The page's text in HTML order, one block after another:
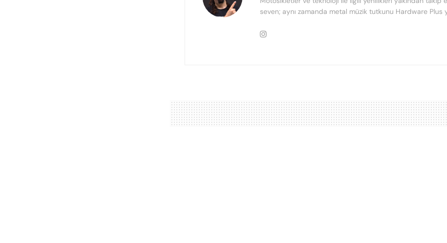
seven; aynı zamanda metal müzik tutkunu Hardware Plus